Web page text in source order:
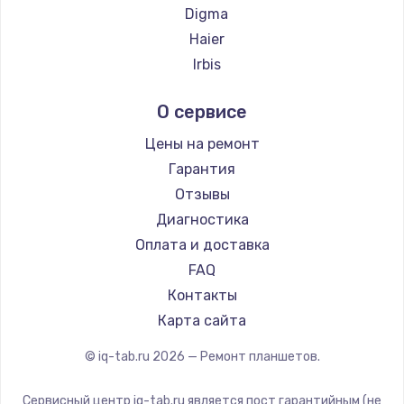
Заказать
Заказать
Замена термопасты
от 995 руб.
Замена видеокарты
от 2100 руб.
Заказать
Замена разъёмов (HDMI, DVI, Дисплей порта)
Digma
Haier
Irbis
Microsoft
BlackView
Amazon
Aquarius
Philips
Dell
HP
Getac
ZTE
О сервисе
Цены на ремонт
Гарантия
Отзывы
Диагностика
Оплата и доставка
FAQ
Контакты
Карта сайта
© iq-tab.ru 2026 — Ремонт планшетов.
Сервисный центр iq-tab.ru является пост гарантийным (не